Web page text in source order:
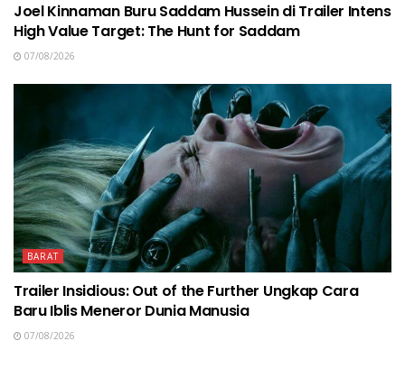
Joel Kinnaman Buru Saddam Hussein di Trailer Intens
High Value Target: The Hunt for Saddam
07/08/2026
BARAT
Trailer Insidious: Out of the Further Ungkap Cara
Baru Iblis Meneror Dunia Manusia
07/08/2026